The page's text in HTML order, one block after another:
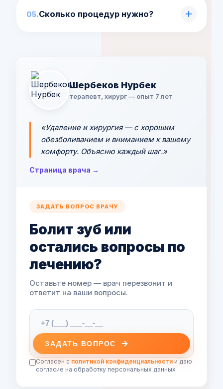
которое усиливает их эффект.
Сколько процедур нужно?
Шербеков Нурбек
терапевт, хирург — опыт 7 лет
«Удаление и хирургия — с хорошим
обезболиванием и вниманием к вашему
комфорту. Объясню каждый шаг.»
Страница врача →
ЗАДАТЬ ВОПРОС ВРАЧУ
Болит зуб или
остались вопросы по
лечению?
Оставьте номер — врач перезвонит и
ответит на ваши вопросы.
ЗАДАТЬ ВОПРОС
Согласен с политикой конфиденциальности и даю
согласие на обработку персональных данных